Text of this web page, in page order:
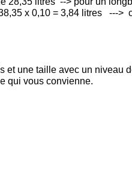
x 0,10 = 3,84 litres --->
et une taille avec un niveau
qui vous convienne.